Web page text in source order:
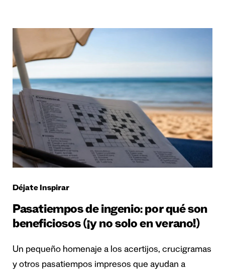
Déjate Inspirar
Pasatiempos de ingenio: por qué son
beneficiosos (¡y no solo en verano!)
Un pequeño homenaje a los acertijos, crucigramas
y otros pasatiempos impresos que ayudan a